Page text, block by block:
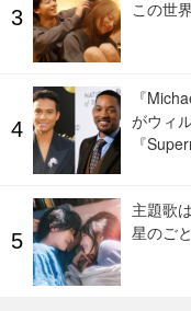
この世
『
がウィ
『
主題歌
星のご